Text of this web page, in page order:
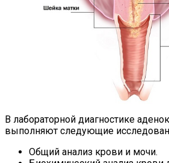
В лабораторной диагностике
выполняют следующие
Общий анализ крови и мочи.